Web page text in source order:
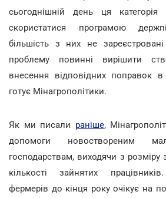
сьогоднішній день ця
скористатися програмою
більшість з них не
проблему повинні вирішити
внесення відповідних поправок
готує Мінагрополітики.
Як ми писали раніше,
допомоги новоствореним
господарствам, виходячи з розміру
кількості зайнятих
фермерів до кінця року очікує на